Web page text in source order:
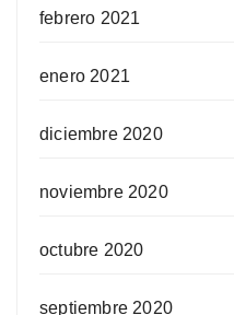
febrero 2021
enero 2021
diciembre 2020
noviembre 2020
octubre 2020
septiembre 2020